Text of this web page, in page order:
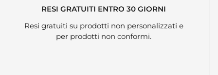
RESI GRATUITI ENTRO 30 GIORNI
Resi gratuiti su prodotti non personalizzati e
per prodotti non conformi.